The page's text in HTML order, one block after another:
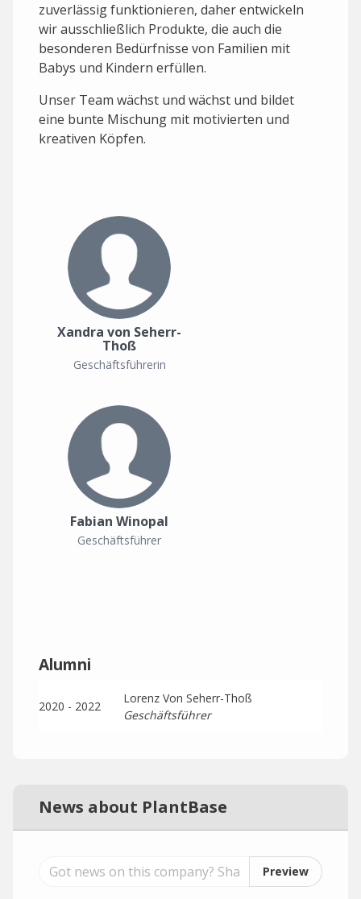
zuverlässig funktionieren, daher entwickeln
wir ausschließlich Produkte, die auch die
besonderen Bedürfnisse von Familien mit
Babys und Kindern erfüllen.
Unser Team wächst und wächst und bildet
eine bunte Mischung mit motivierten und
kreativen Köpfen.
Xandra von Seherr-
Thoß
Geschäftsführerin
Fabian Winopal
Geschäftsführer
Alumni
2020 - 2022
Lorenz Von Seherr-Thoß
Geschäftsführer
News about PlantBase
Preview